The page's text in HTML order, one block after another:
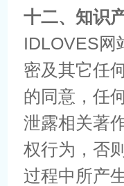
十二、知识
IDLOVES网
密及其它任
的同意，任
泄露相关著
权行为，否
过程中所产